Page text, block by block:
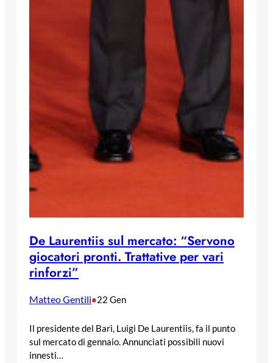
De Laurentiis sul mercato: “Servono
giocatori pronti. Trattative per vari
rinforzi”
Matteo Gentili•22 Gen
Il presidente del Bari, Luigi De Laurentiis, fa il punto
sul mercato di gennaio. Annunciati possibili nuovi
innesti…